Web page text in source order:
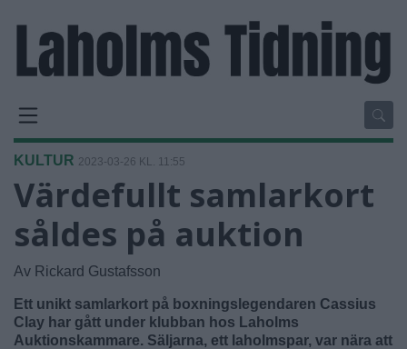
KULTUR 2023-03-26 KL. 11:55
Värdefullt samlarkort
såldes på auktion
Av Rickard Gustafsson
Ett unikt samlarkort på boxningslegendaren Cassius
Clay har gått under klubban hos Laholms
Auktionskammare. Säljarna, ett laholmspar, var nära att